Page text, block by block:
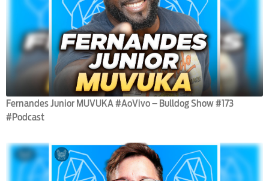
Fernandes Junior MUVUKA #AoVivo – Bulldog Show #173
#Podcast